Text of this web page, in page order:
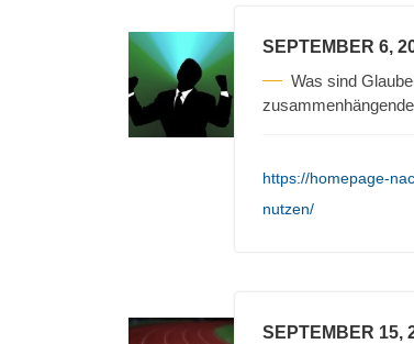
SEPTEMBER 6,
Was sind
https://homepage-
nutzen/
SEPTEMBER 15,